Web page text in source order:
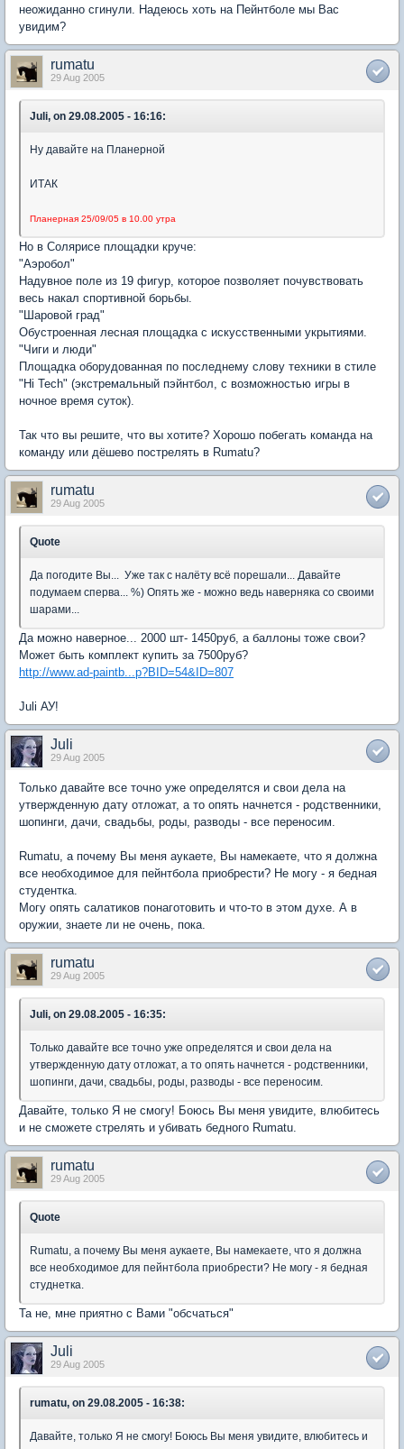
неожиданно сгинули. Надеюсь хоть на Пейнтболе мы Вас
увидим?
rumatu
29 Aug 2005
Juli, on 29.08.2005 - 16:16:
Ну давайте на Планерной
ИТАК
Планерная 25/09/05 в 10.00 утра
Но в Солярисе площадки круче:
"Аэробол"
Надувное поле из 19 фигур, которое позволяет почувствовать
весь накал спортивной борьбы.
"Шаровой град"
Обустроенная лесная площадка с искусственными укрытиями.
"Чиги и люди"
Площадка оборудованная по последнему слову техники в стиле
"Hi Tech" (экстремальный пэйнтбол, с возможностью игры в
ночное время суток).
Так что вы решите, что вы хотите? Хорошо побегать команда на
команду или дёшево пострелять в Rumatu?
rumatu
29 Aug 2005
Quote
Да погодите Вы... Уже так с налёту всё порешали... Давайте
подумаем сперва... %) Опять же - можно ведь наверняка со своими
шарами...
Да можно наверное... 2000 шт- 1450руб, а баллоны тоже свои?
Может быть комплект купить за 7500руб?
http://www.ad-paintb...p?BID=54&ID=807
Juli АУ!
Juli
29 Aug 2005
Только давайте все точно уже определятся и свои дела на
утвержденную дату отложат, а то опять начнется - родственники,
шопинги, дачи, свадьбы, роды, разводы - все переносим.
Rumatu, а почему Вы меня аукаете, Вы намекаете, что я должна
все необходимое для пейнтбола приобрести? Не могу - я бедная
студентка.
Могу опять салатиков понаготовить и что-то в этом духе. А в
оружии, знаете ли не очень, пока.
rumatu
29 Aug 2005
Juli, on 29.08.2005 - 16:35:
Только давайте все точно уже определятся и свои дела на
утвержденную дату отложат, а то опять начнется - родственники,
шопинги, дачи, свадьбы, роды, разводы - все переносим.
Давайте, только Я не смогу! Боюсь Вы меня увидите, влюбитесь
и не сможете стрелять и убивать бедного Rumatu.
rumatu
29 Aug 2005
Quote
Rumatu, а почему Вы меня аукаете, Вы намекаете, что я должна
все необходимое для пейнтбола приобрести? Не могу - я бедная
студнетка.
Та не, мне приятно с Вами "обсчаться"
Juli
29 Aug 2005
rumatu, on 29.08.2005 - 16:38:
Давайте, только Я не смогу! Боюсь Вы меня увидите, влюбитесь и